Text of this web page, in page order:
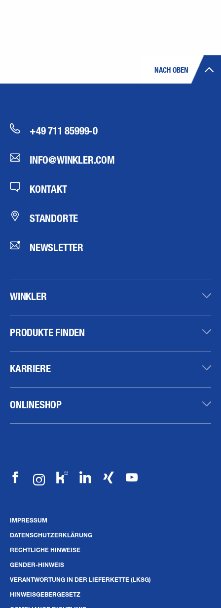
NACH OBEN
+49 711 85999-0
INFO@WINKLER.COM
KONTAKT
STANDORTE
NEWSLETTER
WINKLER
PRODUKTE FINDEN
KARRIERE
ONLINESHOP
IMPRESSUM
DATENSCHUTZERKLÄRUNG
RECHTLICHE HINWEISE
GENDER-HINWEIS
VERANTWORTUNG IN DER LIEFERKETTE (LKSG)
HINWEISGEBERGESETZ